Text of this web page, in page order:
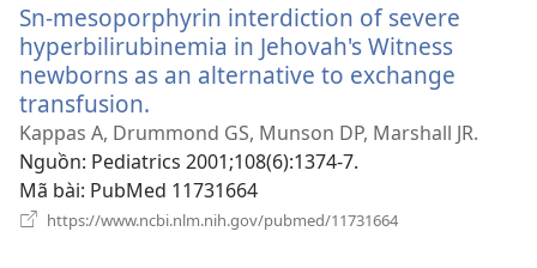
mới)
Sn-mesoporphyrin interdiction of severe
hyperbilirubinemia in Jehovah's Witness
newborns as an alternative to exchange
transfusion.
cửa
sổ
mới)
Kappas A, Drummond GS, Munson DP, Marshall JR.
Nguồn‎: Pediatrics 2001;108(6):1374-7.
Mã bài‎: PubMed 11731664
https://www.ncbi.nlm.nih.gov/pubmed/11731664